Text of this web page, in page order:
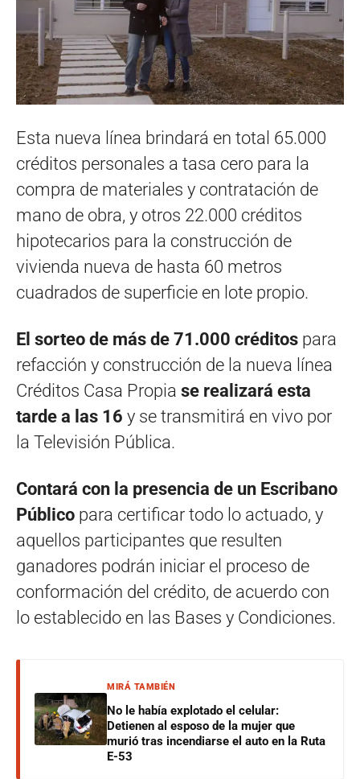
Esta nueva línea brindará en total 65.000
créditos personales a tasa cero para la
compra de materiales y contratación de
mano de obra, y otros 22.000 créditos
hipotecarios para la construcción de
vivienda nueva de hasta 60 metros
cuadrados de superficie en lote propio.
El sorteo de más de 71.000 créditos para
refacción y construcción de la nueva línea
Créditos Casa Propia se realizará esta
tarde a las 16 y se transmitirá en vivo por
la Televisión Pública.
Contará con la presencia de un Escribano
Público para certificar todo lo actuado, y
aquellos participantes que resulten
ganadores podrán iniciar el proceso de
conformación del crédito, de acuerdo con
lo establecido en las Bases y Condiciones.
MIRÁ TAMBIÉN
No le había explotado el celular:
Detienen al esposo de la mujer que
murió tras incendiarse el auto en la Ruta
E-53